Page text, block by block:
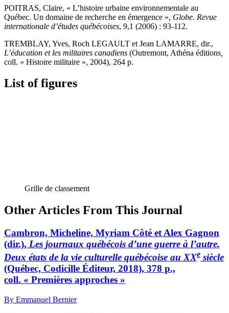
POITRAS, Claire, « L’histoire urbaine environnementale au
Québec. Un domaine de recherche en émergence », Globe. Revue
internationale d’études québécoises, 9,1 (2006) : 93-112.
TREMBLAY, Yves, Roch LEGAULT et Jean LAMARRE, dir.,
L’éducation et les militaires canadiens (Outremont, Athéna éditions
coll. « Histoire militaire », 2004), 264 p.
List of figures
Grille de classement
Other Articles From This Journal
Cambron, Micheline, Myriam Côté et Alex Gagnon
(dir.), Les journaux québécois d’une guerre à l’autre.
Deux états de la vie culturelle québécoise au XXe siècle
(Québec, Codicille Éditeur, 2018), 378 p.,
coll. « Premières approches »
By Emmanuel Bernier